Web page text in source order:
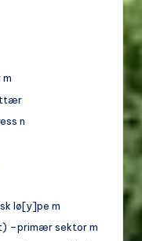
n
lø[y]pe m
–primær sektor m